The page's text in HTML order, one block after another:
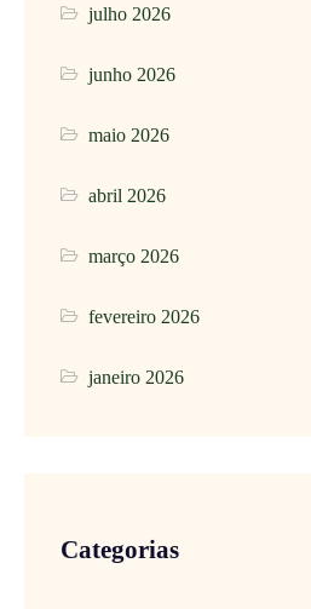
julho 2026
junho 2026
maio 2026
abril 2026
março 2026
fevereiro 2026
janeiro 2026
Categorias